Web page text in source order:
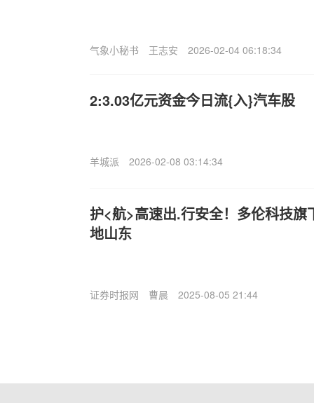
气象小秘书 王志安 2026-02-04 06:18:34
2:3.03亿元资金今日流{入}汽车股
羊城派 2026-02-08 03:14:34
护<航>高速出.行安全！多伦科技旗
地山东
证券时报网 曹晨 2025-08-05 21:44